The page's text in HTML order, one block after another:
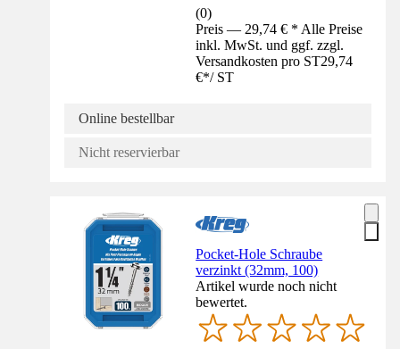
(0)
Preis — 29,74 € * Alle Preise
inkl. MwSt. und ggf. zzgl.
Versandkosten pro ST29,74
€*/ ST
Online bestellbar
Nicht reservierbar
Pocket-Hole Schraube
verzinkt (32mm, 100)
Artikel wurde noch nicht
bewertet.